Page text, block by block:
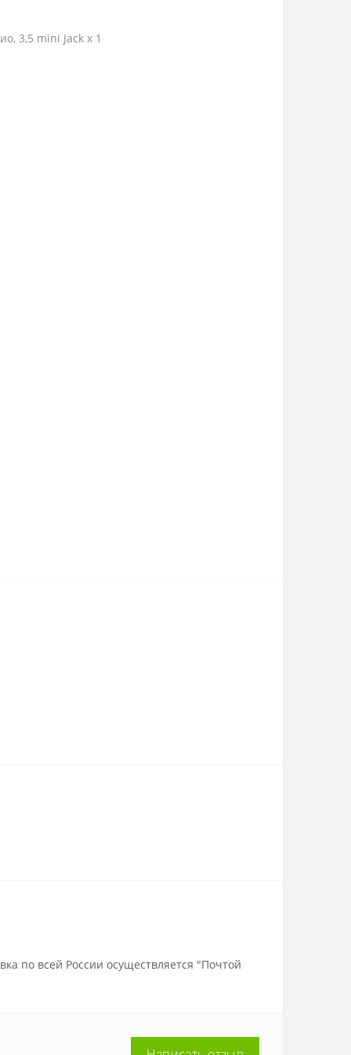
3,5 mini Jack х 1
по всей России осуществляется "Почтой